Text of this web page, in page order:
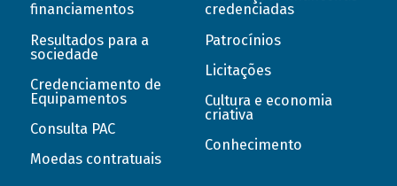
financiamentos
Resultados para a
sociedade
Credenciamento de
Equipamentos
Consulta PAC
Moedas contratuais
credenciadas
Patrocínios
Licitações
Cultura e economia
criativa
Conhecimento